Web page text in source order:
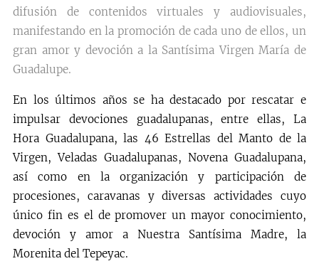
difusión de contenidos virtuales y audiovisuales,
manifestando en la promoción de cada uno de ellos, un
gran amor y devoción a la Santísima Virgen María de
Guadalupe.
En los últimos años se ha destacado por rescatar e
impulsar devociones guadalupanas, entre ellas, La
Hora Guadalupana, las 46 Estrellas del Manto de la
Virgen, Veladas Guadalupanas, Novena Guadalupana,
así como en la organización y participación de
procesiones, caravanas y diversas actividades cuyo
único fin es el de promover un mayor conocimiento,
devoción y amor a Nuestra Santísima Madre, la
Morenita del Tepeyac.